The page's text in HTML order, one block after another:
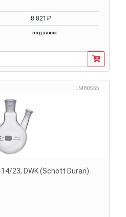
8 821₽
под заказ
LM80555
23, DWK (Schott Duran)